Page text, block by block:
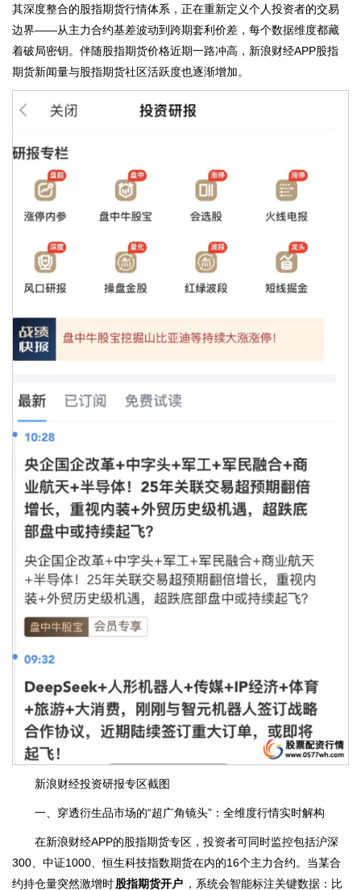
其深度整合的股指期货行情体系，正在重新定义个人投资者的交易
边界——从主力合约基差波动到跨期套利价差，每个数据维度都藏
着破局密钥。伴随股指期货价格近期一路冲高，新浪财经APP股指
期货新闻量与股指期货社区活跃度也逐渐增加。
新浪财经投资研报专区截图
一、穿透衍生品市场的“超广角镜头”：全维度行情实时解构
在新浪财经APP的股指期货专区，投资者可同时监控包括沪深
300、中证1000、恒生科技指数期货在内的16个主力合约。当某合
约持仓量突然激增时股指期货开户 ，系统会智能标注关键数据：比